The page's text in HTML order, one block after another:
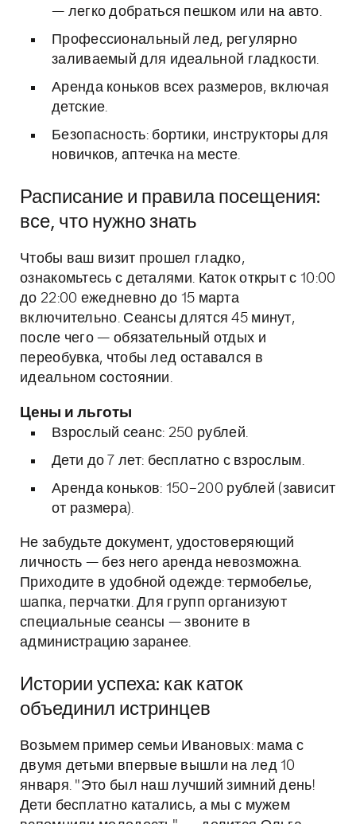
— легко добраться пешком или на авто.
Профессиональный лед, регулярно
заливаемый для идеальной гладкости.
Аренда коньков всех размеров, включая
детские.
Безопасность: бортики, инструкторы для
новичков, аптечка на месте.
Расписание и правила посещения:
все, что нужно знать
Чтобы ваш визит прошел гладко,
ознакомьтесь с деталями. Каток открыт с 10:00
до 22:00 ежедневно до 15 марта
включительно. Сеансы длятся 45 минут,
после чего — обязательный отдых и
переобувка, чтобы лед оставался в
идеальном состоянии.
Цены и льготы
Взрослый сеанс: 250 рублей.
Дети до 7 лет: бесплатно с взрослым.
Аренда коньков: 150–200 рублей (зависит
от размера).
Не забудьте документ, удостоверяющий
личность — без него аренда невозможна.
Приходите в удобной одежде: термобелье,
шапка, перчатки. Для групп организуют
специальные сеансы — звоните в
администрацию заранее.
Истории успеха: как каток
объединил истринцев
Возьмем пример семьи Ивановых: мама с
двумя детьми впервые вышли на лед 10
января. "Это был наш лучший зимний день!
Дети бесплатно катались, а мы с мужем